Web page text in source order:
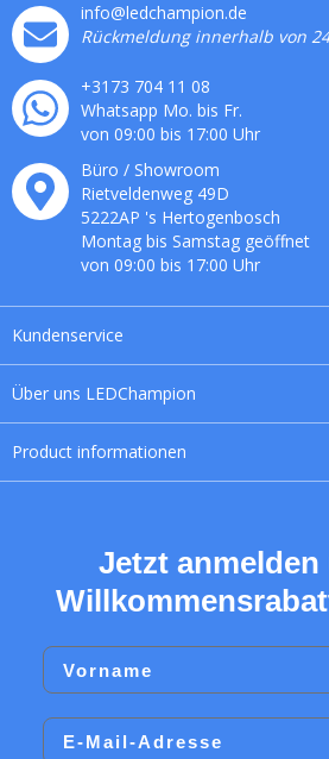
Über uns LEDChampion
Product informationen
Kundenservice
info@ledchampion.de
Rückmeldung innerhalb von
+3173 704 11 08
Whatsapp Mo. bis Fr.
von 09:00 bis 17:00 Uhr
Büro / Showroom
Rietveldenweg 49D
5222AP 's Hertogenbosch
Montag bis Samstag geöffnet
von 09:00 bis 17:00 Uhr
Jetzt anmelden
Vorname
Email